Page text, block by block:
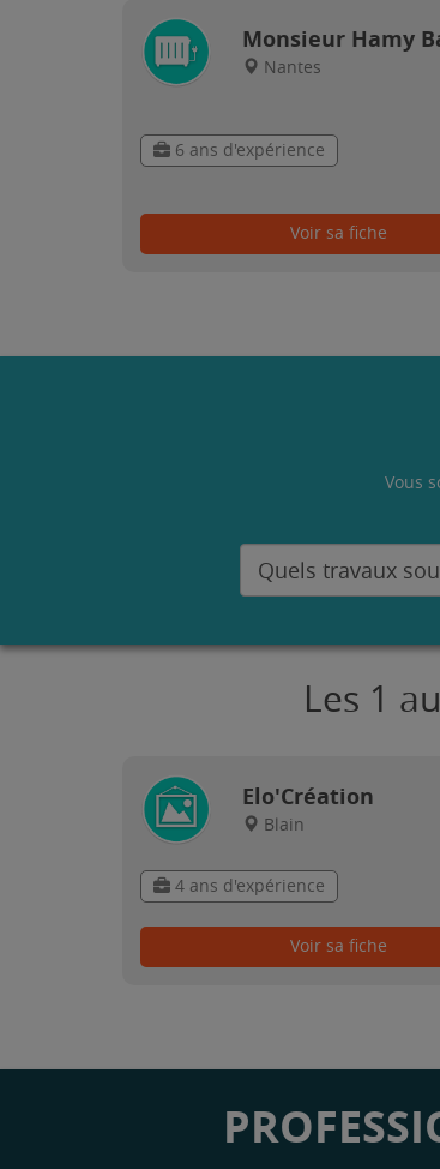
Monsieur Hamy
Nantes
6 ans d'expérience
Voir sa fiche
Vous
Les 1
Elo'Création
Blain
4 ans d'expérience
Voir sa fiche